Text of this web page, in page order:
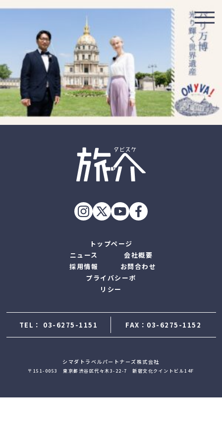
トップページ
ニュース
会社概要
採用情報
お問合わせ
プライバシーポ
リシー
TEL： 03-6275-1151 FAX：03-6275-1152
シマダトラベルパートナーズ株式会社
〒151-0053 東京都渋谷区代々木3-22-7 新宿文化クイントビル14F